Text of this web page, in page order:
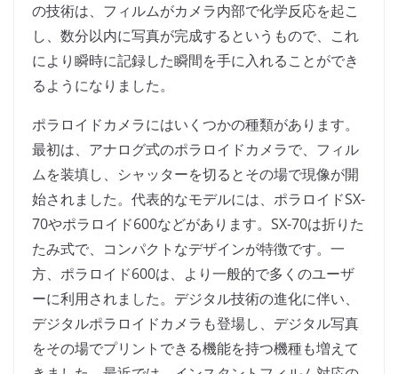
の技術は、フィルムがカメラ内部で化学反応を起こ
し、数分以内に写真が完成するというもので、これ
により瞬時に記録した瞬間を手に入れることができ
るようになりました。
ポラロイドカメラにはいくつかの種類があります。
最初は、アナログ式のポラロイドカメラで、フィル
ムを装填し、シャッターを切るとその場で現像が開
始されました。代表的なモデルには、ポラロイドSX-
70やポラロイド600などがあります。SX-70は折りた
たみ式で、コンパクトなデザインが特徴です。一
方、ポラロイド600は、より一般的で多くのユーザ
ーに利用されました。デジタル技術の進化に伴い、
デジタルポラロイドカメラも登場し、デジタル写真
をその場でプリントできる機能を持つ機種も増えて